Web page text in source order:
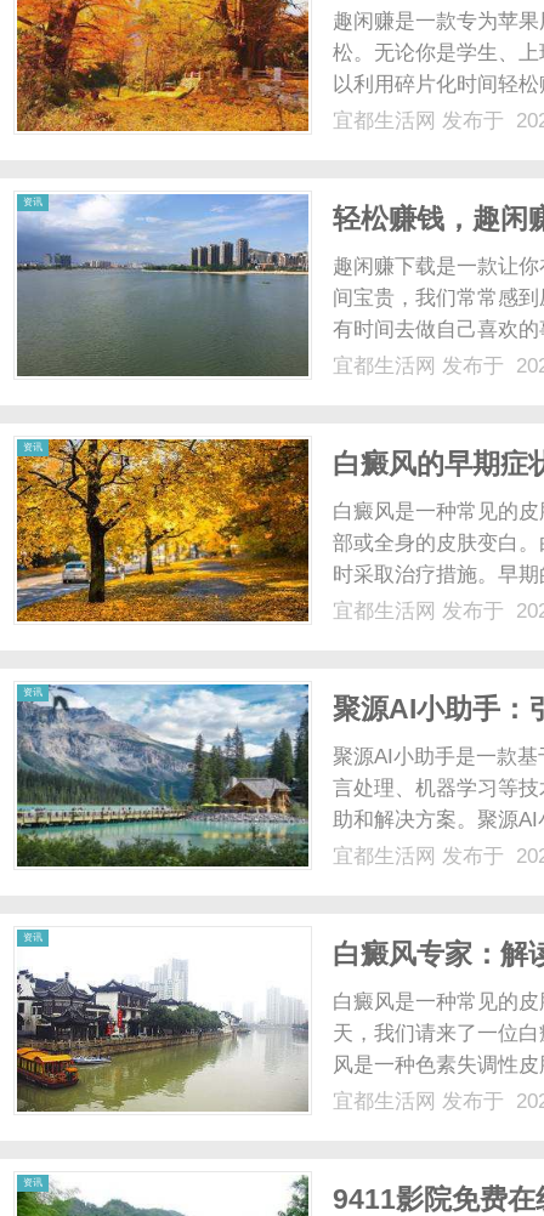
趣闲赚是一款专为苹
松。无论你是学生、
以利用碎片化时间轻
方式。首先，你可以
宜都生活网 发布于
资讯
轻松赚钱，趣闲
趣闲赚下载是一款让
间宝贵，我们常常感
有时间去做自己喜欢
下载应运而生，为我
宜都生活网 发布于
资讯
白癜风的早期症
白癜风是一种常见的
部或全身的皮肤变白
时采取治疗措施。早
患者可能患有白癜风
宜都生活网 发布于
资讯
聚源AI小助手：
聚源AI小助手是一款
言处理、机器学习等
助和解决方案。聚源
能问答、智能推荐等
宜都生活网 发布于
资讯
白癜风专家：解
白癜风是一种常见的
天，我们请来了一位
风是一种色素失调性
于患者体内的黑色素
宜都生活网 发布于
资讯
9411影院免费